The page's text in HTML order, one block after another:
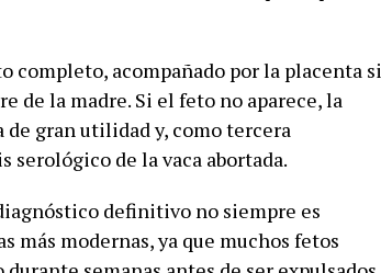
acompañado por la placenta si
de la madre. Si el feto no aparece, la
gran utilidad y, como tercera
de la vaca abortada.
definitivo no siempre es
modernas, ya que muchos fetos